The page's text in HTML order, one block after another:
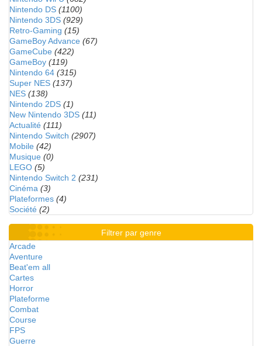
Nintendo DS (1100)
Nintendo 3DS (929)
Retro-Gaming (15)
GameBoy Advance (67)
GameCube (422)
GameBoy (119)
Nintendo 64 (315)
Super NES (137)
NES (138)
Nintendo 2DS (1)
New Nintendo 3DS (11)
Actualité (111)
Nintendo Switch (2907)
Mobile (42)
Musique (0)
LEGO (5)
Nintendo Switch 2 (231)
Cinéma (3)
Plateformes (4)
Société (2)
Filtrer par genre
Arcade
Aventure
Beat'em all
Cartes
Horror
Plateforme
Combat
Course
FPS
Guerre